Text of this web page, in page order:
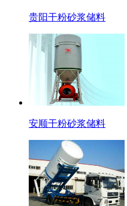
贵阳干粉砂浆储料
安顺干粉砂浆储料